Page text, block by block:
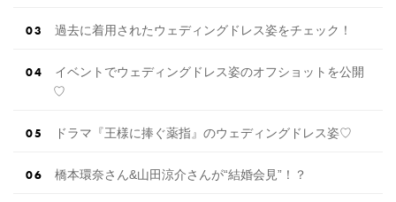
過去に着用されたウェディングドレス姿をチェック！
イベントでウェディングドレス姿のオフショットを公開
♡
ドラマ『王様に捧ぐ薬指』のウェディングドレス姿♡
橋本環奈さん&山田涼介さんが“結婚会見”！？